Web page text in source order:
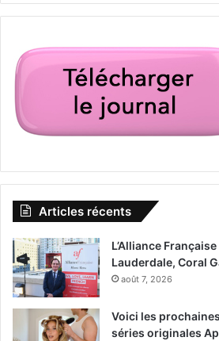
Articles récents
L’Alliance
Lauderdale, Coral
août 7, 2026
Voici les
séries originales